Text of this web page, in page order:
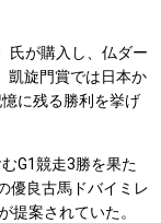
氏が購入し、仏ダー
凱旋門賞では日本か
に残る勝利を挙げ
G1競走3勝を果た
優良古馬ドバイミレ
提案されていた。